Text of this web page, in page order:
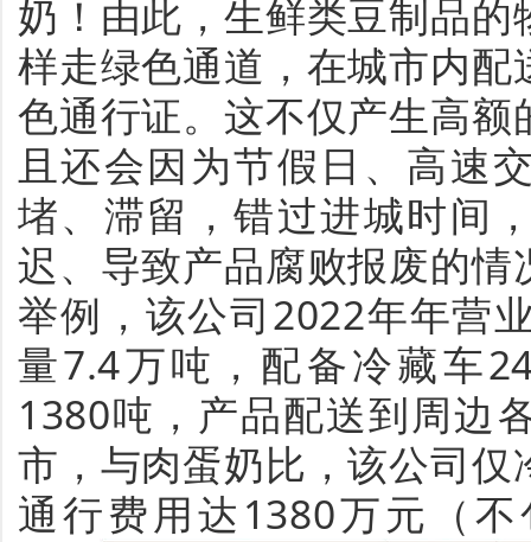
奶！由此，生鲜类豆制品
样走绿色通道，在城市内
色通行证。这不仅产生高
且还会因为节假日、高速
堵、滞留，错过进城时间
迟、导致产品腐败报废的
举例，该公司2022年年营
量7.4万吨，配备冷藏车
1380吨，产品配送到周边
市，与肉蛋奶比，该公司
通行费用达1380万元（